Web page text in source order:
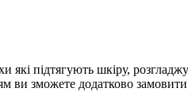
які підтягують шкіру,
ви зможете додатково